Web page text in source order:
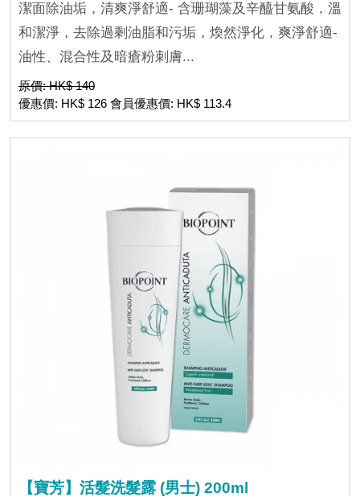
潔面除油垢，清爽淨舒適- 含珊瑚藻及辛醯甘氨酸，溫
和潔淨，去除過剩油脂和污垢，煥然淨化，爽淨舒適-
油性、混合性及暗瘡粉刺膚...
原價: HK$ 140
優惠價: HK$ 126 會員優惠價: HK$ 113.4
【寶芳】活髮洗髮露 (男士) 200ml